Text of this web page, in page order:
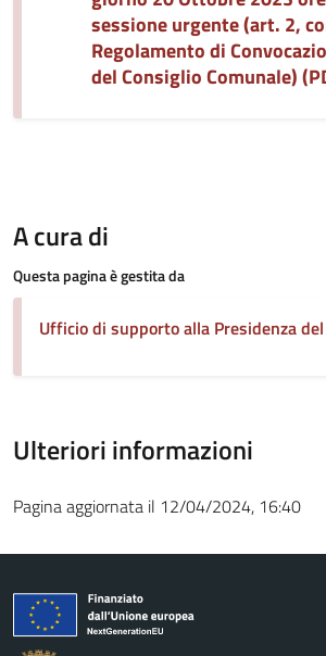
sessione urgente (art. 2,
Regolamento di
del Consiglio Comunale)
A cura di
Questa pagina è gestita da
Ufficio di supporto alla Presidenza
Ulteriori informazioni
Pagina aggiornata il 12/04/2024, 16:40